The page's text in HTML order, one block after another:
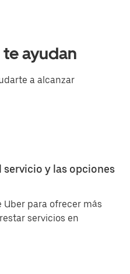
te ayudan
a alcanzar
y las opciones
para ofrecer más
servicios en